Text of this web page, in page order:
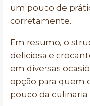
um pouco de
corretamente.
Em resumo, o
deliciosa e
em diversas
opção para quem
pouco da culinária